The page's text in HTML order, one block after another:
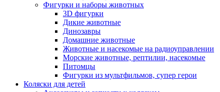
Фигурки и наборы животных
3D фигурки
Дикие животные
Динозавры
Домашние животные
Животные и насекомые на радиоуправлении
Морские животные, рептилии, насекомые
Питомцы
Фигурки из мультфильмов, супер герои
Коляски для детей